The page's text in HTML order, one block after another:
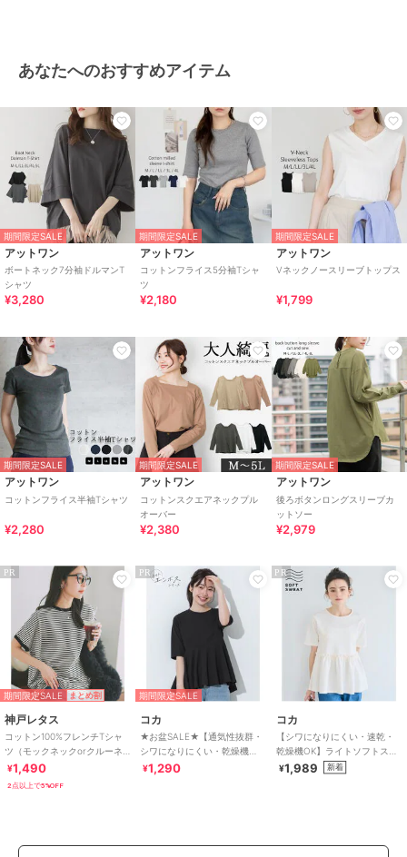
あなたへのおすすめアイテム
期間限定SALE
アットワン
ボートネック7分袖ドルマンT
シャツ
¥3,280
期間限定SALE
アットワン
コットンフライス5分袖Tシャ
ツ
¥2,180
期間限定SALE
アットワン
Vネックノースリーブトップス
¥1,799
期間限定SALE
アットワン
コットンフライス半袖Tシャツ
¥2,280
期間限定SALE
アットワン
コットンスクエアネックプル
オーバー
¥2,380
期間限定SALE
アットワン
後ろボタンロングスリーブカ
ットソー
¥2,979
PR
期間限定SALE まとめ割
神戸レタス
コットン100%フレンチTシャ
ツ（モックネックorクルーネ
ック） [C4819]
¥1,490
2点以上で5%OFF
PR
期間限定SALE
コカ
★お盆SALE★【通気性抜群・
シワになりにくい・乾燥機
OK】ライトエンボスペプラム
¥1,290
PR
コカ
【シワになりにくい・速乾・
乾燥機OK】ライトソフトスウ
ェットウエストギャザー切替
¥1,989 新着